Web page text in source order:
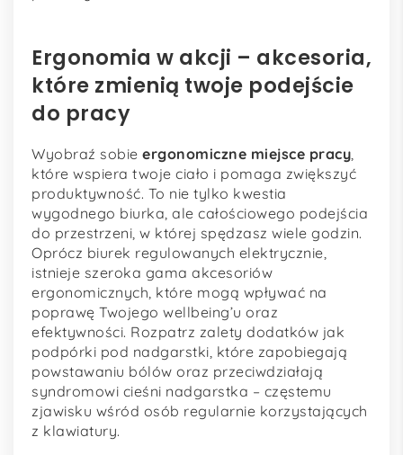
Ergonomia w akcji – akcesoria,
które zmienią twoje podejście
do pracy
Wyobraź sobie ergonomiczne miejsce pracy,
które wspiera twoje ciało i pomaga zwiększyć
produktywność. To nie tylko kwestia
wygodnego biurka, ale całościowego podejścia
do przestrzeni, w której spędzasz wiele godzin.
Oprócz biurek regulowanych elektrycznie,
istnieje szeroka gama akcesoriów
ergonomicznych, które mogą wpływać na
poprawę Twojego wellbeing’u oraz
efektywności. Rozpatrz zalety dodatków jak
podpórki pod nadgarstki, które zapobiegają
powstawaniu bólów oraz przeciwdziałają
syndromowi cieśni nadgarstka – częstemu
zjawisku wśród osób regularnie korzystających
z klawiatury.